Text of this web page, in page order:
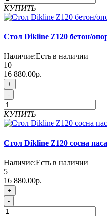
КУПИТЬ
Стол Dikline Z120 бетон/
Наличие:Есть в наличии
10
16 880.00р.
+
-
КУПИТЬ
Стол Dikline Z120 сосна
Наличие:Есть в наличии
5
16 880.00р.
+
-